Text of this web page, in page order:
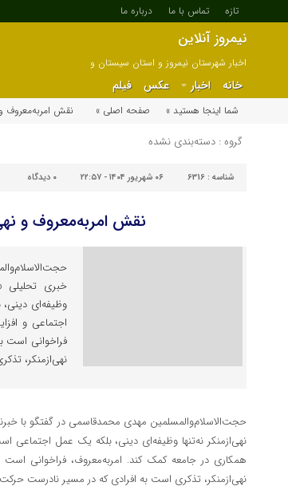
تازه تماس با ما درباره ما
نیمروز آنلاین
اخبار شهرستان نیمروز و استان سیستان و
بلوچستان
خانه اخبار عکس فیلم
شما اینجا هستید »
صفحه اصلی » نقش امربه‌معروف
گروه : دسته‌بندی نشده
شناسه : 6316 ۰۶ شهریور ۱۴۰۴ - ۲۲:۵۷ ۰ دیدگاه
نقش امربه‌معروف و
خبری تحلیلی
وظیفه‌ای
اجتماعی و
فراخوانی است
نهی‌ازمنکر،
حجت‌الاسلام‌والمسلمین مهدی محمدقاسمی در گفتگو با
نهی‌ازمنکر نه‌تنها وظیفه‌ای دینی، بلکه یک عمل
همکاری در جامعه کمک کند. امربه‌معروف، فراخوانی
نهی‌ازمنکر، تذکری است به افرادی که در مسیر نادرست حرکت